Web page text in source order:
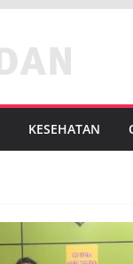
KESEHATAN